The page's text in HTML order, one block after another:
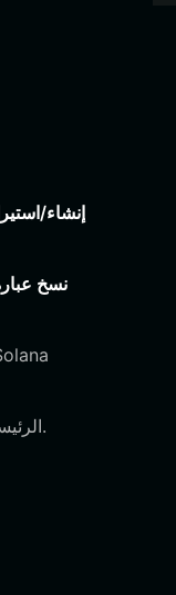
إنشاء/
نسخ
تأكد من ضبط محفظتك على شبكة Solana الرئيسية حتى تتمكن من التفاعل مع النظام البيئي بشكل صحيح.